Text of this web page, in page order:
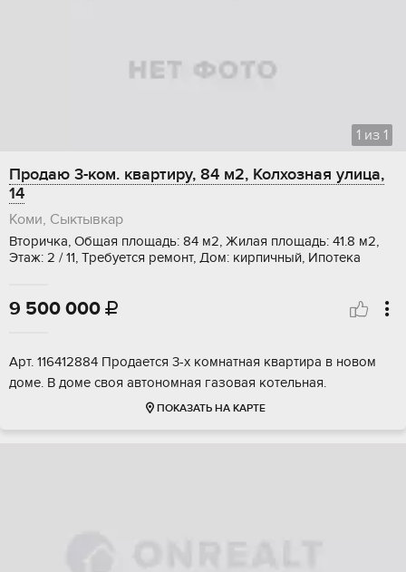
1 из 1
Продаю 3-ком. квартиру, 84 м2, Колхозная улица,
14
Коми, Сыктывкар
Вторичка, Общая площадь: 84 м2, Жилая площадь: 41.8 м2,
Этаж: 2 / 11, Требуется ремонт, Дом: кирпичный, Ипотека
9 500 000 
Арт. 116412884 Продается 3-х комнатная квартира в новом
доме. В доме своя автономная газовая котельная.
ПОКАЗАТЬ НА КАРТЕ